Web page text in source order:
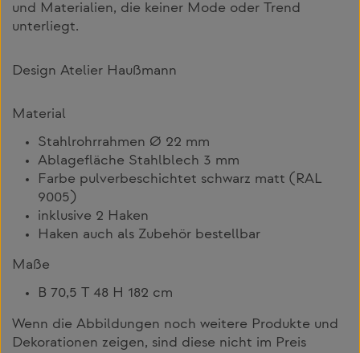
und Materialien, die keiner Mode oder Trend
unterliegt.
Design Atelier Haußmann
Material
Stahlrohrrahmen Ø 22 mm
Ablagefläche Stahlblech 3 mm
Farbe pulverbeschichtet schwarz matt (RAL
9005)
inklusive 2 Haken
Haken auch als Zubehör bestellbar
Maße
B 70,5 T 48 H 182 cm
Wenn die Abbildungen noch weitere Produkte und
Dekorationen zeigen, sind diese nicht im Preis